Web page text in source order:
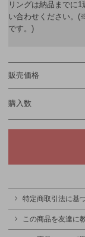
リングは納品までに
い合わせください。
です。)
販売価格
購入数
特定商取引法に基
この商品を友達に